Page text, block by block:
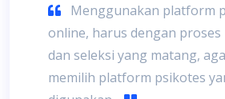
Menggunakan platform
online, harus dengan
dan seleksi yang matang,
memilih platform psikotes